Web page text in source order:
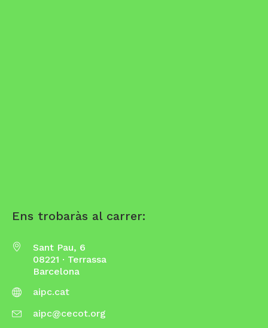
Ens trobaràs al carrer:
Sant Pau, 6
08221 · Terrassa
Barcelona
aipc.cat
aipc@cecot.org